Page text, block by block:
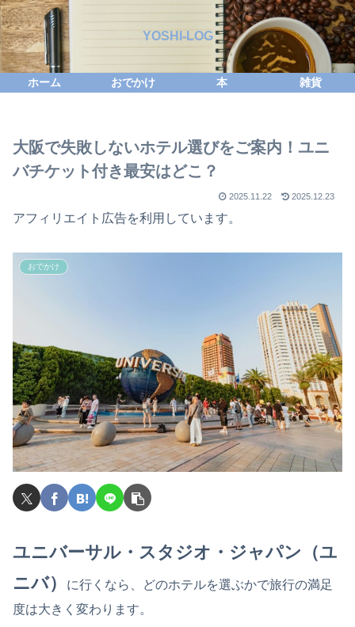
YOSHI-LOG
ホーム おでかけ 本 雑貨
大阪で失敗しないホテル選びをご案内！ユニ
バチケット付き最安はどこ？
2025.11.22 2025.12.23
アフィリエイト広告を利用しています。
おでかけ
ユニバーサル・スタジオ・ジャパン（ユ
ニバ）
に行くなら、どのホテルを選ぶかで旅行の満足
度は大きく変わります。